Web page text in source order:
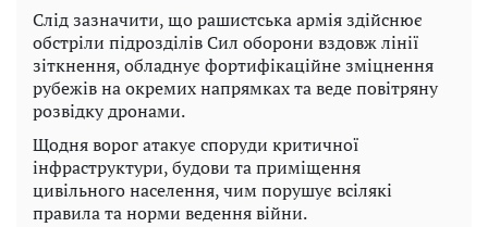
Слід зазначити, що рашистська армія здійснює
обстріли підрозділів Сил оборони вздовж лінії
зіткнення, обладнує фортифікаційне зміцнення
рубежів на окремих напрямках та веде повітряну
розвідку дронами.
Щодня ворог атакує споруди критичної
інфраструктури, будови та приміщення
цивільного населення, чим порушує всілякі
правила та норми ведення війни.